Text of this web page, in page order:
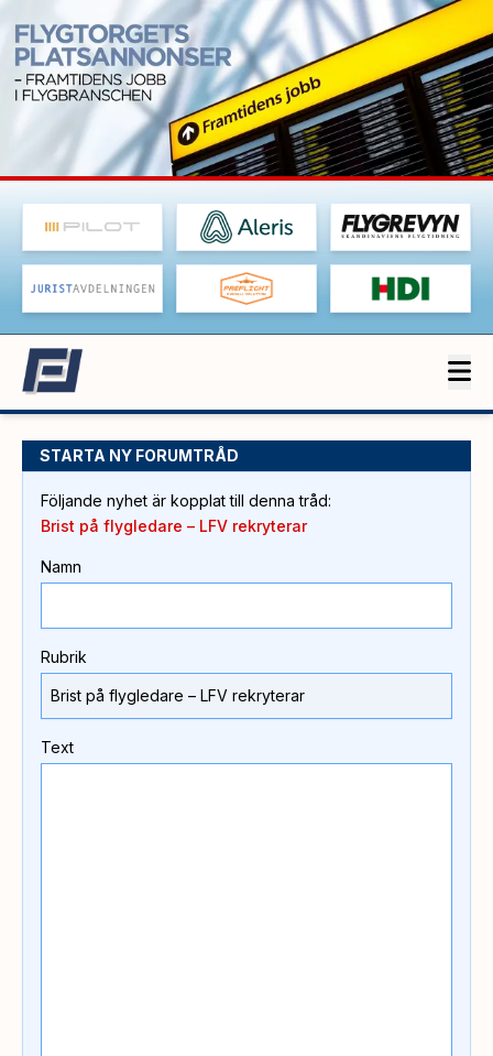
STARTA NY FORUMTRÅD
Följande nyhet är kopplat till denna tråd:
Brist på flygledare – LFV rekryterar
Namn
Rubrik
Text